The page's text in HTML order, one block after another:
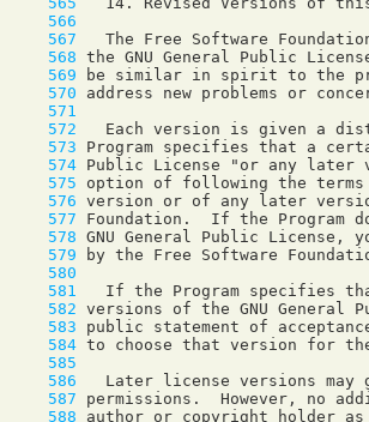
    566
    567
    568
    569
    570
    571
    572
    573
    574
    575
    576
    577
    578
    579
    580
    581
    582
    583
    584
    585
    586
    587
    588